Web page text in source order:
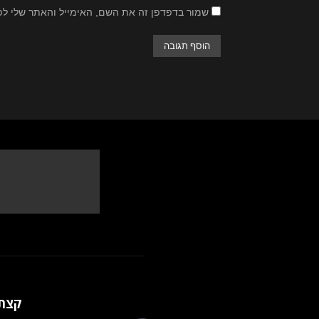
שמור בדפדפן זה את השם, האימייל והאתר שלי